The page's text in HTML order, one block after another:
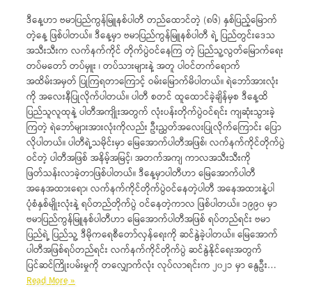
ဒီနေ့ဟာ ဗမာပြည်ကွန်မြူနစ်ပါတီ တည်ထောင်တဲ့ (၈၆) နှစ်ပြည့်မြောက်
တဲ့နေ့ ဖြစ်ပါတယ်။ ဒီနေ့မှာ ဗမာပြည်ကွန်မြူနစ်ပါတီ ရဲ့ ပြည်တွင်းဒေသ
အသီးသီးက လက်နက်ကိုင် တိုက်ပွဲဝင်နေကြ တဲ့ ပြည်သူ့လွတ်မြောက်ရေး
တပ်မတော် တပ်မှူး ၊ တပ်သားများနဲ့ အတူ ပါဝင်တက်ရောက်
အထိမ်းအမှတ် ပြုကြရတာကြောင့် ဝမ်းမြောက်မိပါတယ်။ ရဲဘော်အားလုံး
ကို အလေးနီပြုလိုက်ပါတယ်။ ပါတီ စတင် ထူထောင်ခဲ့ချိန်မှစ ဒီနေ့ထိ
ပြည်သူလူထုနဲ့ ပါတီအကျိုးအတွက် လုံးပန်းတိုက်ပွဲဝင်ရင်း ကျဆုံးသွားခဲ့
ကြတဲ့ ရဲဘော်များအားလုံးကိုလည်း ဦးညွှတ်အလေးပြုလိုက်ကြောင်း ပြော
လိုပါတယ်။ ပါတီရဲ့သမိုင်းမှာ မြေအောက်ပါတီအဖြစ်၊ လက်နက်ကိုင်တိုက်ပွဲ
ဝင်တဲ့ ပါတီအဖြစ် အနိမ့်အမြင့်၊ အတက်အကျ ကာလအသီးသီးကို
ဖြတ်သန်းလာခဲ့တာဖြစ်ပါတယ်။ ဒီနေ့မှာပါတီဟာ မြေအောက်ပါတီ
အနေအထားရော၊ လက်နက်ကိုင်တိုက်ပွဲဝင်နေတဲ့ပါတီ အနေအထားနဲ့ပါ
ပုံစံနှစ်မျိုးလုံးနဲ့ ရပ်တည်တိုက်ပွဲ ဝင်နေတဲ့ကာလ ဖြစ်ပါတယ်။ ၁၉၉၀ မှာ
ဗမာပြည်ကွန်မြူနစ်ပါတီဟာ မြေအောက်ပါတီအဖြစ် ရပ်တည်ရင်း ဗမာ
ပြည်ရဲ့ ပြည်သူ့ ဒီမိုကရေစီတော်လှန်ရေးကို ဆင်နွဲခဲ့ပါတယ်။ မြေအောက်
ပါတီအဖြစ်ရပ်တည်ရင်း လက်နက်ကိုင်တိုက်ပွဲ ဆင်နွဲနိုင်ရေးအတွက်
ပြင်ဆင်ကြိုးပမ်းမှုကို တလျှောက်လုံး လုပ်လာရင်းက ၂၀၂၁ မှာ နွေဦး…
Read More »